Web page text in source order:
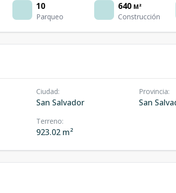
10
Parqueo
640 M²
Construcción
Ciudad:
San Salvador
Provincia:
San
Terreno:
923.02 m²